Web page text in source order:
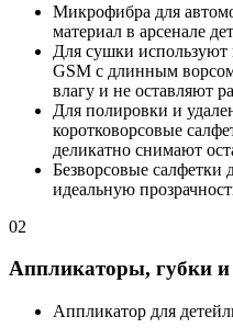
Микрофибра для
материал в арсенале
Для сушки используют
GSM с длинным
влагу и не оставляют
Для полировки и
коротковорсовые
деликатно снимают
Безворсовые салфетки
идеальную
02
Аппликаторы, губки
Аппликатор для